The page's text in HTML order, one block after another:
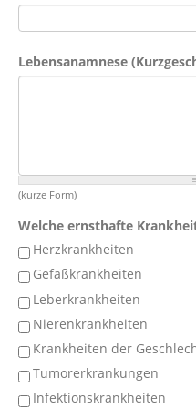
Lebensanamnese
(kurze Form)
Welche ernsthafte
Herzkrankheiten
Gefäßkrankheiten
Leberkrankheiten
Nierenkrankheiten
Krankheiten der
Tumorerkrankungen
Infektionskrankheiten